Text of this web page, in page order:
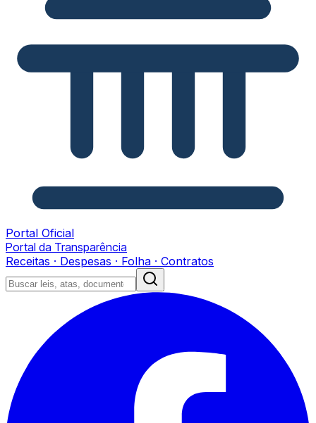
Portal Oficial
Portal da Transparência
Receitas · Despesas · Folha · Contratos